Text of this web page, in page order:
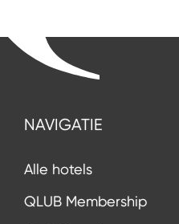
NAVIGATIE
Alle hotels
QLUB Membership